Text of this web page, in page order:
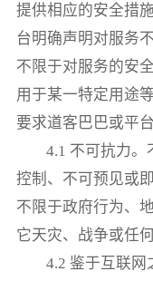
提供相应的安全措
台明确声明对服务
不限于对服务的安
用于某一特定用途
要求道客巴巴或平
4.1 不可抗力
控制、不可预见或
不限于政府行为、
它天灾、战争或任
4.2 鉴于互联